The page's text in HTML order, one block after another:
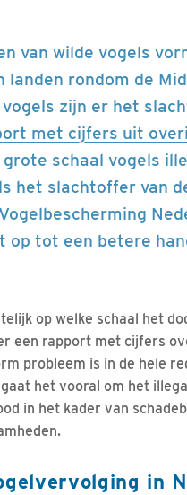
van wilde vogels
rondom de
zijn er het
met cijfers uit
schaal vogels
het slachtoffer van
op tot een betere
op welke schaal het
een rapport met cijfers
probleem is in de hele
het vooral om het
in het kader van
in